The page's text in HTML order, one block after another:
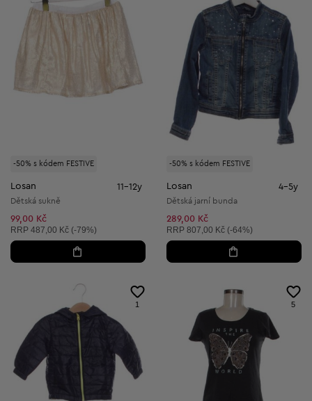
-50% s kódem FESTIVE
Losan 11-12y
Dětská sukně
99,00 Kč
Doporučená cena:
RRP 487,00 Kč (-79%)
-50% s kódem FESTIVE
Losan 4-5y
Dětská jarní bunda
289,00 Kč
Doporučená cena:
RRP 807,00 Kč (-64%)
1 5